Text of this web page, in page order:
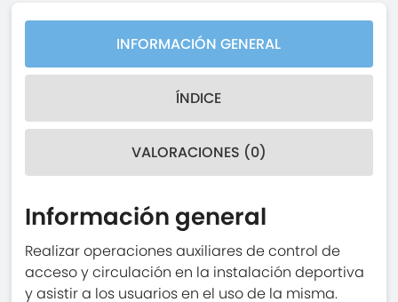
INFORMACIÓN GENERAL
ÍNDICE
VALORACIONES (0)
Información general
Realizar operaciones auxiliares de control de
acceso y circulación en la instalación deportiva
y asistir a los usuarios en el uso de la misma.